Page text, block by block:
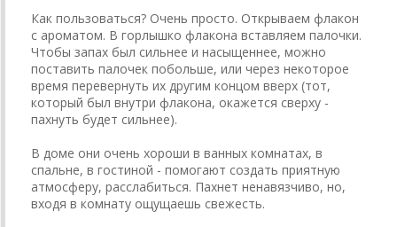
Как пользоваться? Очень просто. Открываем флакон
с ароматом. В горлышко флакона вставляем палочки.
Чтобы запах был сильнее и насыщеннее, можно
поставить палочек побольше, или через некоторое
время перевернуть их другим концом вверх (тот,
который был внутри флакона, окажется сверху -
пахнуть будет сильнее).
В доме они очень хороши в ванных комнатах, в
спальне, в гостиной - помогают создать приятную
атмосферу, расслабиться. Пахнет ненавязчиво, но,
входя в комнату ощущаешь свежесть.